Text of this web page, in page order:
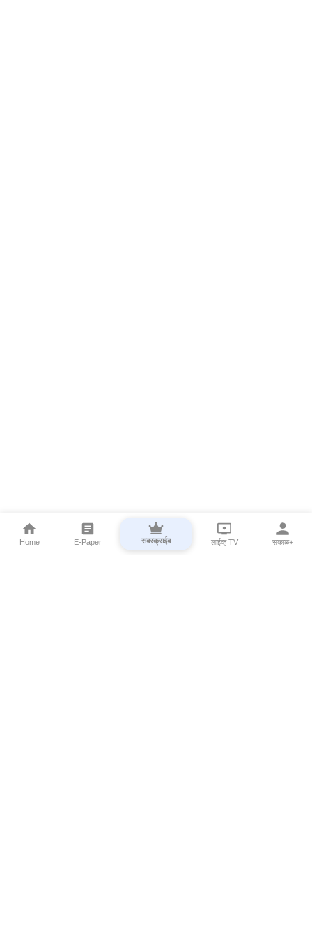
Home E-Paper सबस्क्राईब लाईव्ह TV सकाळ+